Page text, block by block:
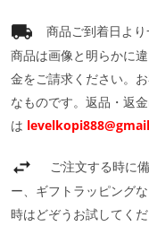
商品ご到着日よ
商品は画像と明らかに
金をご請求ください。
なものです。返品・返
は
ご注文する時に
ー、ギフトラッピング
時はどぞうお試してくだ